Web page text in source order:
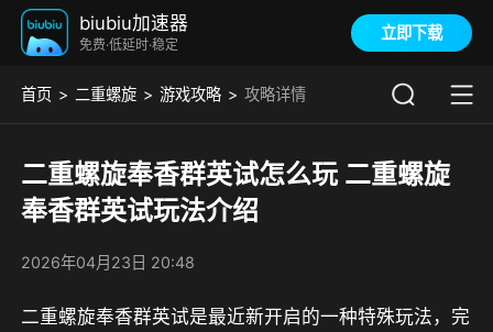
biubiu加速器
免费·低延时·稳定
立即下载
首页 二重螺旋 游戏攻略 攻略详情
二重螺旋奉香群英试怎么玩 二重螺旋
奉香群英试玩法介绍
2026年04月23日 20:48
二重螺旋奉香群英试是最近新开启的一种特殊玩法，完